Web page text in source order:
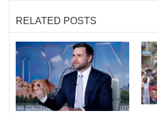
RELATED POSTS